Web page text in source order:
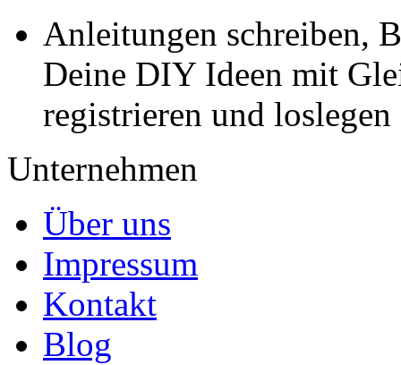
Anleitungen schreiben,
Deine DIY Ideen mit
registrieren und loslegen
Unternehmen
Über uns
Impressum
Kontakt
Blog